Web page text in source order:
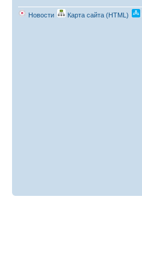
Новости Карта сайта (HTML)